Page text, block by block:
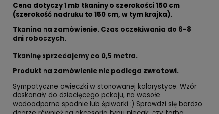
Cena dotyczy 1 mb tkaniny o szerokości 150 cm
(szerokość nadruku to 150 cm, w tym krajka).
Tkanina na zamówienie. Czas oczekiwania do 6-8
dni roboczych.
Tkaninę sprzedajemy co 0,5 metra.
Produkt na zamówienie nie podlega zwrotowi.
Sympatyczne owieczki w stonowanej kolorystyce. Wzór
doskonały do dziecięcego pokoju, na wesołe
wodoodporne spodnie lub śpiworki :) Sprawdzi się bardzo